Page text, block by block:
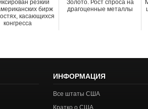
резкий
бирж
касающихся
конгресса
Золото. Рост спроса на
драгоценные металлы
ИНФОРМАЦИЯ
Все штаты США
Кратко о США